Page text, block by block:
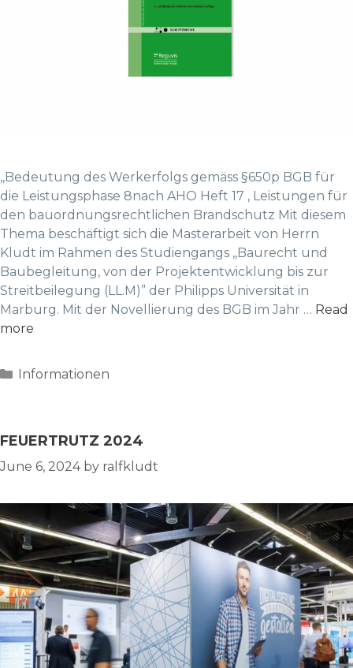
,,Bedeutung des Werkerfolgs gemäss §650p BGB für
die Leistungsphase 8nach AHO Heft 17 , Leistungen für
den bauordnungsrechtlichen Brandschutz Mit diesem
Thema beschäftigt sich die Masterarbeit von Herrn
Kludt im Rahmen des Studiengangs ,,Baurecht und
Baubegleitung, von der Projektentwicklung bis zur
Streitbeilegung (LL.M)” der Philipps Universität in
Marburg. Mit der Novellierung des BGB im Jahr … Read
more
Categories
Informationen
FEUERTRUTZ 2024
June 6, 2024 by ralfkludt